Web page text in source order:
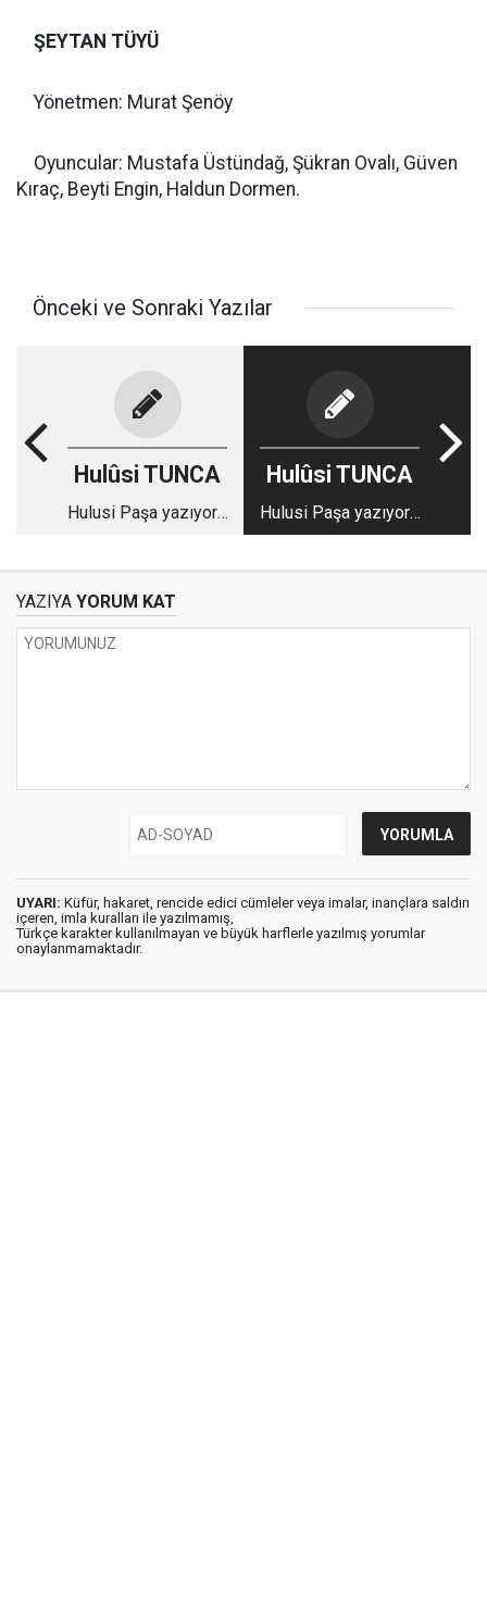
ŞEYTAN TÜYÜ
Yönetmen: Murat Şenöy
Oyuncular: Mustafa Üstündağ, Şükran Ovalı, Güven
Kıraç, Beyti Engin, Haldun Dormen.
Önceki ve Sonraki Yazılar
Hulûsi TUNCA
Hulusi Paşa yazıyor…
OHHOOOO!...
Hulûsi TUNCA
Hulusi Paşa yazıyor…
İĞFAL EDİLEN
YAZIYA YORUM KAT
UYARI: Küfür, hakaret, rencide edici cümleler veya imalar, inançlara saldırı
içeren, imla kuralları ile yazılmamış,
Türkçe karakter kullanılmayan ve büyük harflerle yazılmış yorumlar
onaylanmamaktadır.